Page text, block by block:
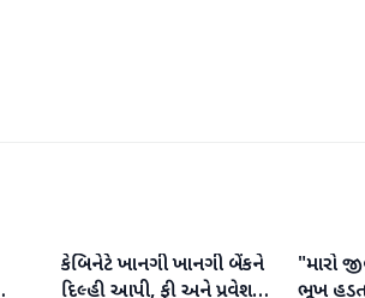
રાષ્ટ્રીય
કેબિનેટે ખાનગી ખાનગી બેંકને
દિલ્હી આપી, ફી અને પ્રવેશ
રાષ્ટ્રીય
"મારો
ભૂખ